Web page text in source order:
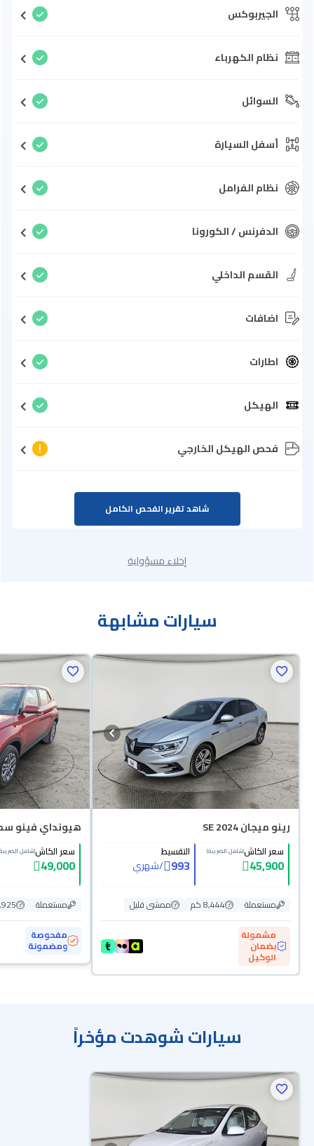
الجيربوكس
نظام الكهرباء
السوائل
أسفل السيارة
نظام الفرامل
الدفرنس / الكورونا
القسم الداخلي
اضافات
اطارات
الهيكل
فحص الهيكل الخارجي
شاهد تقرير الفحص الكامل
إخلاء مسؤولية
سيارات مشابهة
رينو ميجان SE 2024
سعر الكاش(شامل الضريبة)
45,900
التقسيط
993
/شهري
مستعملة 8,444 كم
ممشى قليل
مشمولة
بضمان
الوكيل
هيونداي فينو
سعر الكاش(شامل
49,000
مستعملة
مفحوصة
ومضمونة
سيارات شوهدت مؤخراً